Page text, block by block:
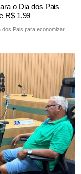
o Dia dos Pais
R$ 1,99
dos Pais para economizar